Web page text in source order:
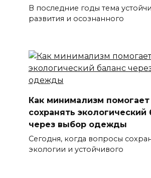
В последние годы тема
развития и осознанного
Как минимализм помогает
сохранять экологический
через выбор одежды
Сегодня, когда вопросы
экологии и устойчивого